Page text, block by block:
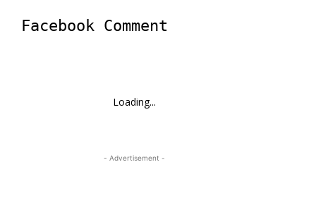
Facebook Comment
Loading...
- Advertisement -